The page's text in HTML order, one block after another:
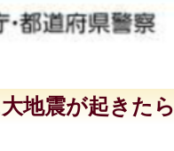
地震が起きたら